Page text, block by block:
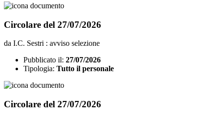
Circolare del 27/07/2026
da I.C. Sestri : avviso selezione
Pubblicato il: 27/07/2026
Tipologia: Tutto il personale
Circolare del 27/07/2026